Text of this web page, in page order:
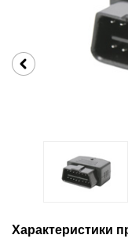
Характеристики